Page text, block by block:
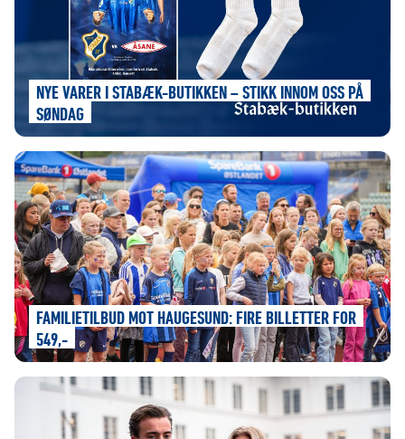
NYE VARER I STABÆK-BUTIKKEN – STIKK INNOM OSS PÅ
SØNDAG
FAMILIETILBUD MOT HAUGESUND: FIRE BILLETTER FOR
549,-